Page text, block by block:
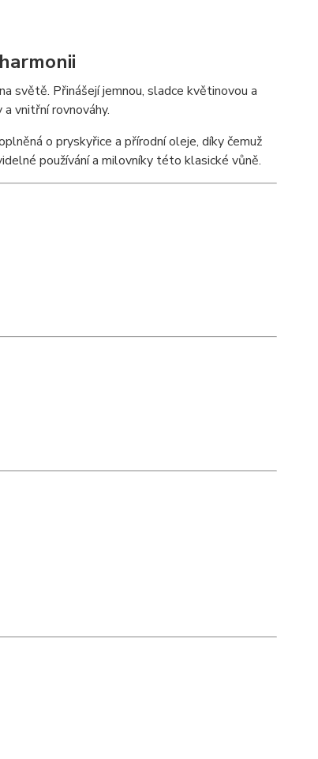
světě. Přinášejí jemnou, sladce květinovou a
vnitřní rovnováhy.
o pryskyřice a přírodní oleje, díky čemuž
používání a milovníky této klasické vůně.